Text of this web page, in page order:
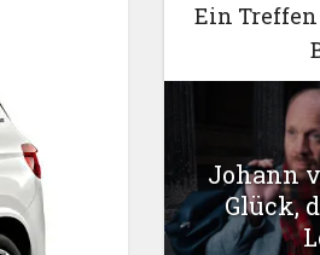
Ein
Johann
Glück,